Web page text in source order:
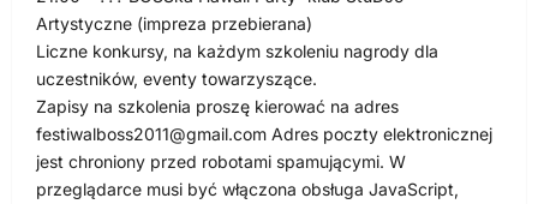
Artystyczne (impreza przebierana)
Liczne konkursy, na każdym szkoleniu nagrody dla
uczestników, eventy towarzyszące.
Zapisy na szkolenia proszę kierować na adres
festiwalboss2011@gmail.com Adres poczty elektronicznej
jest chroniony przed robotami spamującymi. W
przeglądarce musi być włączona obsługa JavaScript,